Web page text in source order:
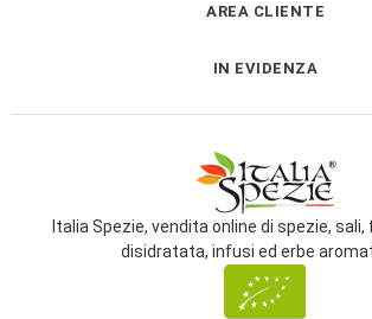
AREA CLIENTE
IN EVIDENZA
Italia Spezie, vendita online di spezie,
disidratata, infusi ed erbe